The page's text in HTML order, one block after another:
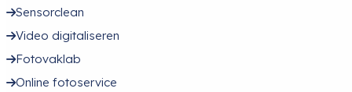
Sensorclean
Video digitaliseren
Fotovaklab
Online fotoservice